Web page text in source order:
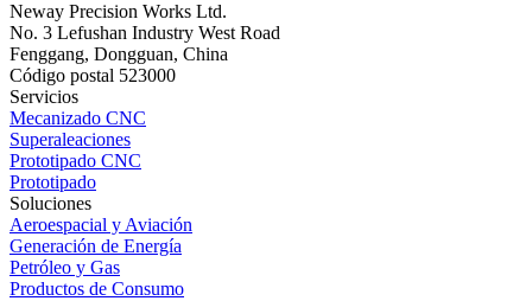
Neway Precision Works Ltd.
No. 3 Lefushan Industry West Road
Fenggang, Dongguan, China
Código postal 523000
Servicios
Mecanizado CNC
Superaleaciones
Prototipado CNC
Prototipado
Soluciones
Aeroespacial y Aviación
Generación de Energía
Petróleo y Gas
Productos de Consumo